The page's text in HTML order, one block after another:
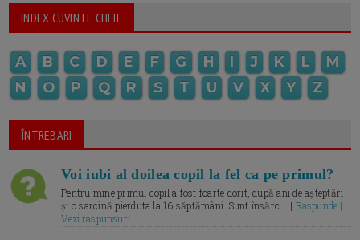
INDEX CUVINTE CHEIE
A B C D E F G H I J K L
M
N
O P Q R S T U V X Y Z
ÎNTREBARI
Voi iubi al doilea copil la fel ca pe primul?
Pentru mine primul copil a fost foarte dorit, după ani de așteptări
și o sarcină pierduta la 16 săptămâni. Sunt însărc... | Raspunde |
Vezi raspunsuri